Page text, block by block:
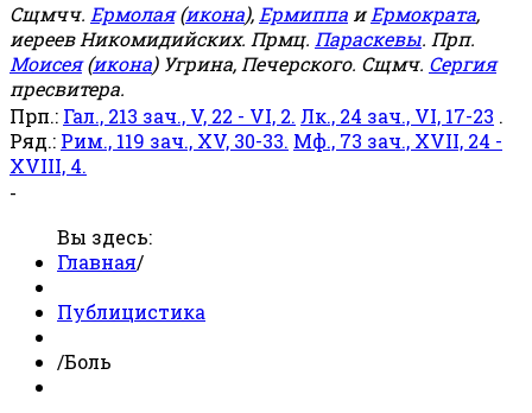
Сщмчч. Ермолая(икона), Ермиппа иЕрмократа,
иереев Никомидийских. Прмц. Параскевы. Прп.
Моисея(икона) Угрина, Печерского. Сщмч. Сергия
пресвитера.
Прп.: Гал., 213 зач., V, 22 - VI, 2. Лк., 24 зач., VI, 17-23 .
Ряд.: Рим., 119 зач., XV, 30-33. Мф., 73 зач., XVII, 24 -
XVIII, 4.
-
Вы здесь:
Главная/
Публицистика
/Боль